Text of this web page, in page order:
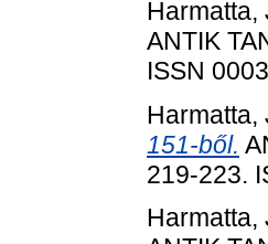
Harmatta,
ANTIK
ISSN
Harmatta,
151-ből.
219-223.
Harmatta,